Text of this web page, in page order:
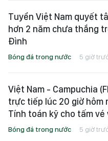
Tuyển Việt Nam quyết
hơn 2 năm chưa thắng
Đình
Bóng đá trong nước 5 giờ
Việt Nam - Campuchia
trực tiếp lúc 20 giờ hôm
Tính toán kỹ cho tấm vé
Bóng đá trong nước 5 giờ